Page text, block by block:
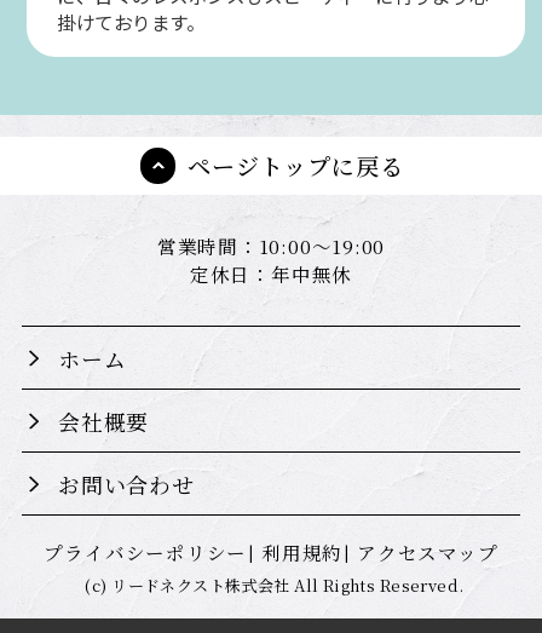
掛けております。
ページトップに戻る
営業時間：10:00～19:00
定休日：年中無休
ホーム
会社概要
お問い合わせ
プライバシーポリシー 利用規約 アクセスマップ
(c) リードネクスト株式会社 All Rights Reserved.